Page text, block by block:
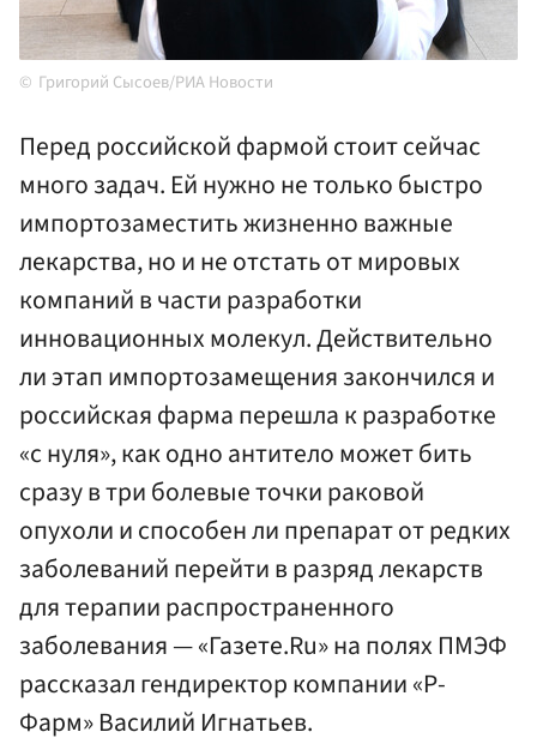
Григорий Сысоев/РИА Новости
Перед российской фармой стоит сейчас
много задач. Ей нужно не только быстро
импортозаместить жизненно важные
лекарства, но и не отстать от мировых
компаний в части разработки
инновационных молекул. Действительно
ли этап импортозамещения закончился и
российская фарма перешла к разработке
«с нуля», как одно антитело может бить
сразу в три болевые точки раковой
опухоли и способен ли препарат от редких
заболеваний перейти в разряд лекарств
для терапии распространенного
заболевания — «Газете.Ru» на полях ПМЭФ
рассказал гендиректор компании «Р-
Фарм» Василий Игнатьев.